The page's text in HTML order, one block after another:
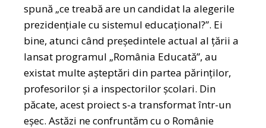
spună „ce treabă are un candidat la alegerile
prezidențiale cu sistemul educațional?”. Ei
bine, atunci când președintele actual al țării a
lansat programul „România Educată”, au
existat multe așteptări din partea părinților,
profesorilor și a inspectorilor școlari. Din
păcate, acest proiect s-a transformat într-un
eșec. Astăzi ne confruntăm cu o Românie